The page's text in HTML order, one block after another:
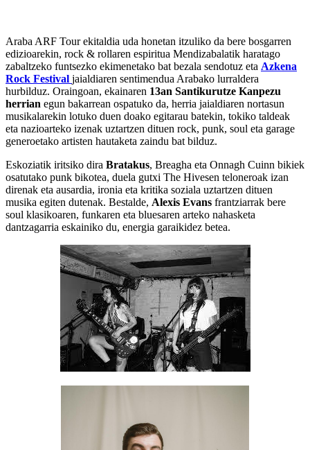
Araba ARF Tour ekitaldia uda honetan itzuliko da bere bosgarren
edizioarekin, rock & rollaren espiritua Mendizabalatik haratago
zabaltzeko funtsezko ekimenetako bat bezala sendotuz eta Azkena
Rock Festival jaialdiaren sentimendua Arabako lurraldera
hurbilduz. Oraingoan, ekainaren 13an Santikurutze Kanpezu
herrian egun bakarrean ospatuko da, herria jaialdiaren nortasun
musikalarekin lotuko duen doako egitarau batekin, tokiko taldeak
eta nazioarteko izenak uztartzen dituen rock, punk, soul eta garage
generoetako artisten hautaketa zaindu bat bilduz.
Eskoziatik iritsiko dira Bratakus, Breagha eta Onnagh Cuinn bikiek
osatutako punk bikotea, duela gutxi The Hivesen teloneroak izan
direnak eta ausardia, ironia eta kritika soziala uztartzen dituen
musika egiten dutenak. Bestalde, Alexis Evans frantziarrak bere
soul klasikoaren, funkaren eta bluesaren arteko nahasketa
dantzagarria eskainiko du, energia garaikidez betea.